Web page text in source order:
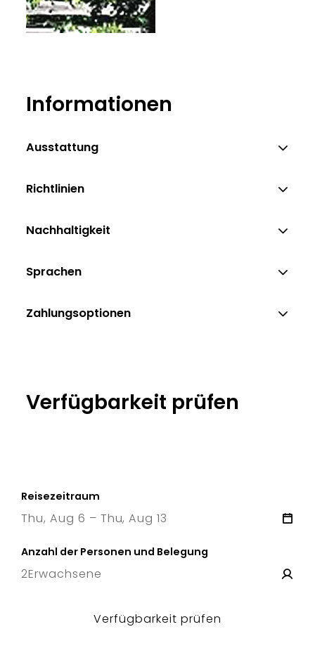
Informationen
Ausstattung
Richtlinien
Nachhaltigkeit
Sprachen
Zahlungsoptionen
Verfügbarkeit prüfen
Reisezeitraum
Thu, Aug 6 – Thu, Aug 13
Anzahl der Personen und Belegung
2Erwachsene
Verfügbarkeit prüfen